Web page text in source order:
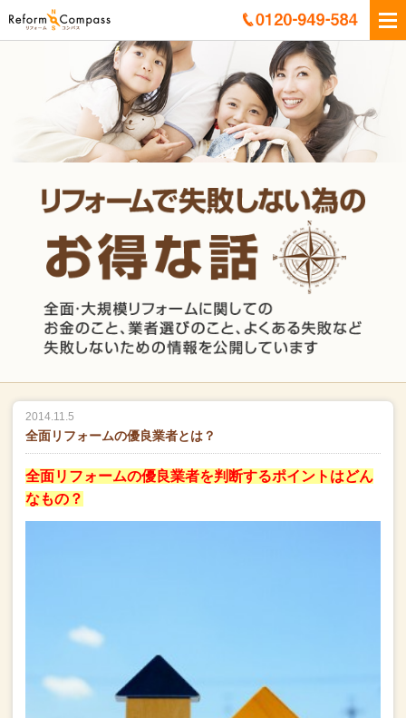
2014.11.5
全面リフォームの優良業者とは？
全面リフォームの優良業者を判断するポイントはどん
なもの？